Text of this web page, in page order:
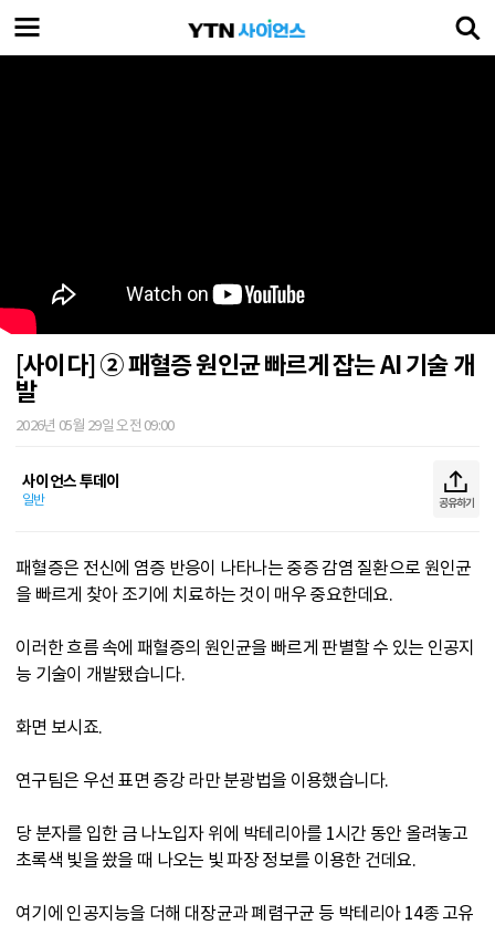
[사이다] ② 패혈증 원인균 빠르게 잡는 AI 기술 개
발
2026년 05월 29일 오전 09:00
사이언스 투데이
일반 공유하기
패혈증은 전신에 염증 반응이 나타나는 중증 감염 질환으로 원인균
을 빠르게 찾아 조기에 치료하는 것이 매우 중요한데요.
이러한 흐름 속에 패혈증의 원인균을 빠르게 판별할 수 있는 인공지
능 기술이 개발됐습니다.
화면 보시죠.
연구팀은 우선 표면 증강 라만 분광법을 이용했습니다.
당 분자를 입한 금 나노입자 위에 박테리아를 1시간 동안 올려놓고
초록색 빛을 쐈을 때 나오는 빛 파장 정보를 이용한 건데요.
여기에 인공지능을 더해 대장균과 폐렴구균 등 박테리아 14종 고유